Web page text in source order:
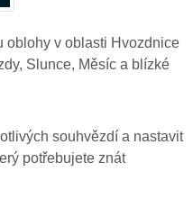
oblohy v oblasti Hvozdnice
Slunce, Měsíc a blízké
souhvězdí a nastavit
potřebujete znát